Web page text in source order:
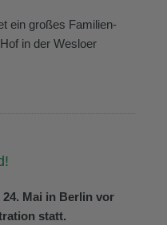
ein großes Familien-
in der Wesloer
Mai in Berlin vor
statt.